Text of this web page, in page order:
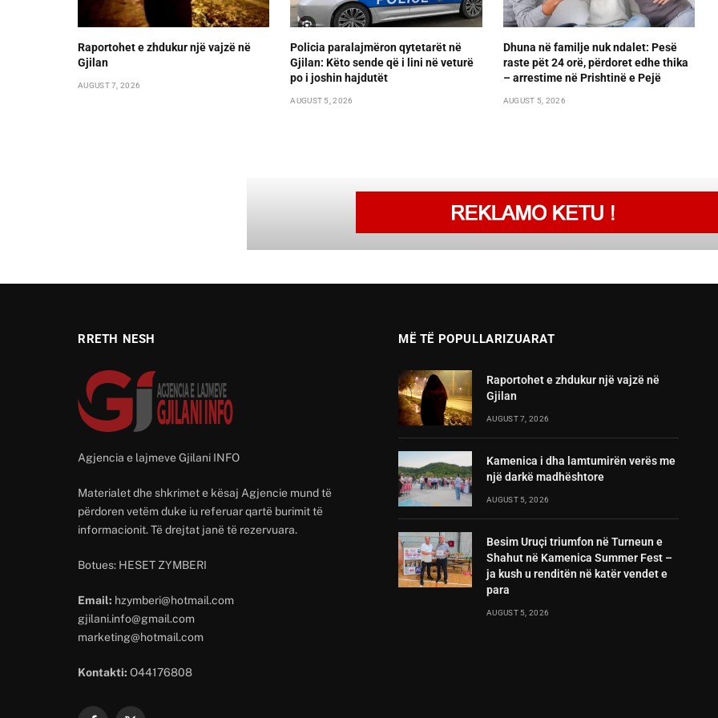
Raportohet e zhdukur një vajzë në
Gjilan
AUGUST 7, 2026
Policia paralajmëron qytetarët në
Gjilan: Këto sende që i lini në veturë
po i joshin hajdutët
AUGUST 5, 2026
Dhuna në familje nuk ndalet: Pesë
raste pët 24 orë, përdoret edhe thika
– arrestime në Prishtinë e Pejë
AUGUST 5, 2026
RRETH NESH
Agjencia e lajmeve Gjilani INFO
Materialet dhe shkrimet e kësaj Agjencie mund të
përdoren vetëm duke iu referuar qartë burimit të
informacionit. Të drejtat janë të rezervuara.
Botues: HESET ZYMBERI
Email: hzymberi@hotmail.com
gjilani.info@gmail.com
marketing@hotmail.com
Kontakti: O44176808
MË TË POPULLARIZUARAT
Raportohet e zhdukur një vajzë në
Gjilan
AUGUST 7, 2026
Kamenica i dha lamtumirën verës me
një darkë madhështore
AUGUST 5, 2026
Besim Uruçi triumfon në Turneun e
Shahut në Kamenica Summer Fest –
ja kush u renditën në katër vendet e
para
AUGUST 5, 2026